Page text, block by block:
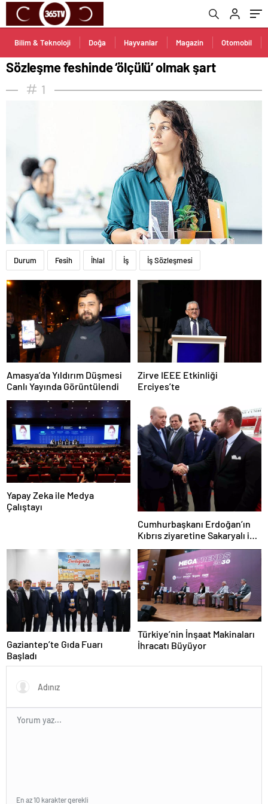
Bilim & Teknoloji Doğa Hayvanlar Magazin Otomobil
Sözleşme feshinde ‘ölçülü’ olmak şart
1
Durum Fesih İhlal İş İş Sözleşmesi
Amasya’da Yıldırım Düşmesi
Canlı Yayında Görüntülendi
Zirve IEEE Etkinliği
Erciyes’te
Yapay Zeka ile Medya
Çalıştayı
Cumhurbaşkanı Erdoğan’ın
Kıbrıs ziyaretine Sakaryalı iş
insanı da eşlik etti
Gaziantep’te Gıda Fuarı
Başladı
Türkiye’nin İnşaat Makinaları
İhracatı Büyüyor
En az 10 karakter gerekli